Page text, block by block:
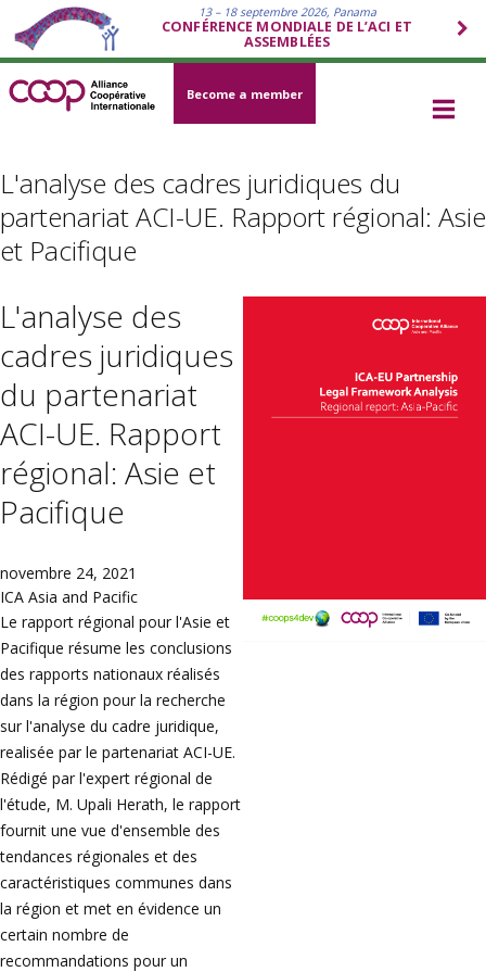
13 – 18 septembre 2026, Panama
CONFÉRENCE MONDIALE DE L’ACI ET
ASSEMBLÉES
Become a member
L'analyse des cadres juridiques du
partenariat ACI-UE. Rapport régional: Asie
et Pacifique
L'analyse des
cadres juridiques
du partenariat
ACI-UE. Rapport
régional: Asie et
Pacifique
novembre 24, 2021
ICA Asia and Pacific
Le rapport régional pour l'Asie et
Pacifique résume les conclusions
des rapports nationaux réalisés
dans la région pour la recherche
sur l'analyse du cadre juridique,
realisée par le partenariat ACI-UE.
Rédigé par l'expert régional de
l'étude, M. Upali Herath, le rapport
fournit une vue d'ensemble des
tendances régionales et des
caractéristiques communes dans
la région et met en évidence un
certain nombre de
recommandations pour un